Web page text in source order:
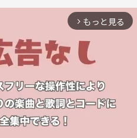
arrow_forward_ios もっと見る